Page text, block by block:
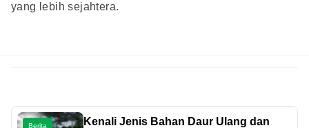
yang lebih sejahtera.
Berita
Kenali Jenis Bahan Daur Ulang dan